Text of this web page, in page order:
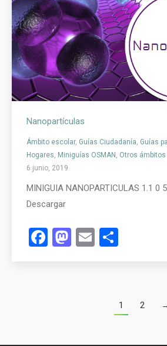
Nanopartículas
Ámbito escolar, Guías Ciudadanía Guías
Hogares Miniguías OSMAN Otros ámbitos
6 junio, 2019
MINIGUIA NANOPARTICULAS 1.1 0
Descargar
Facebook
Mastodon
Email
1 2